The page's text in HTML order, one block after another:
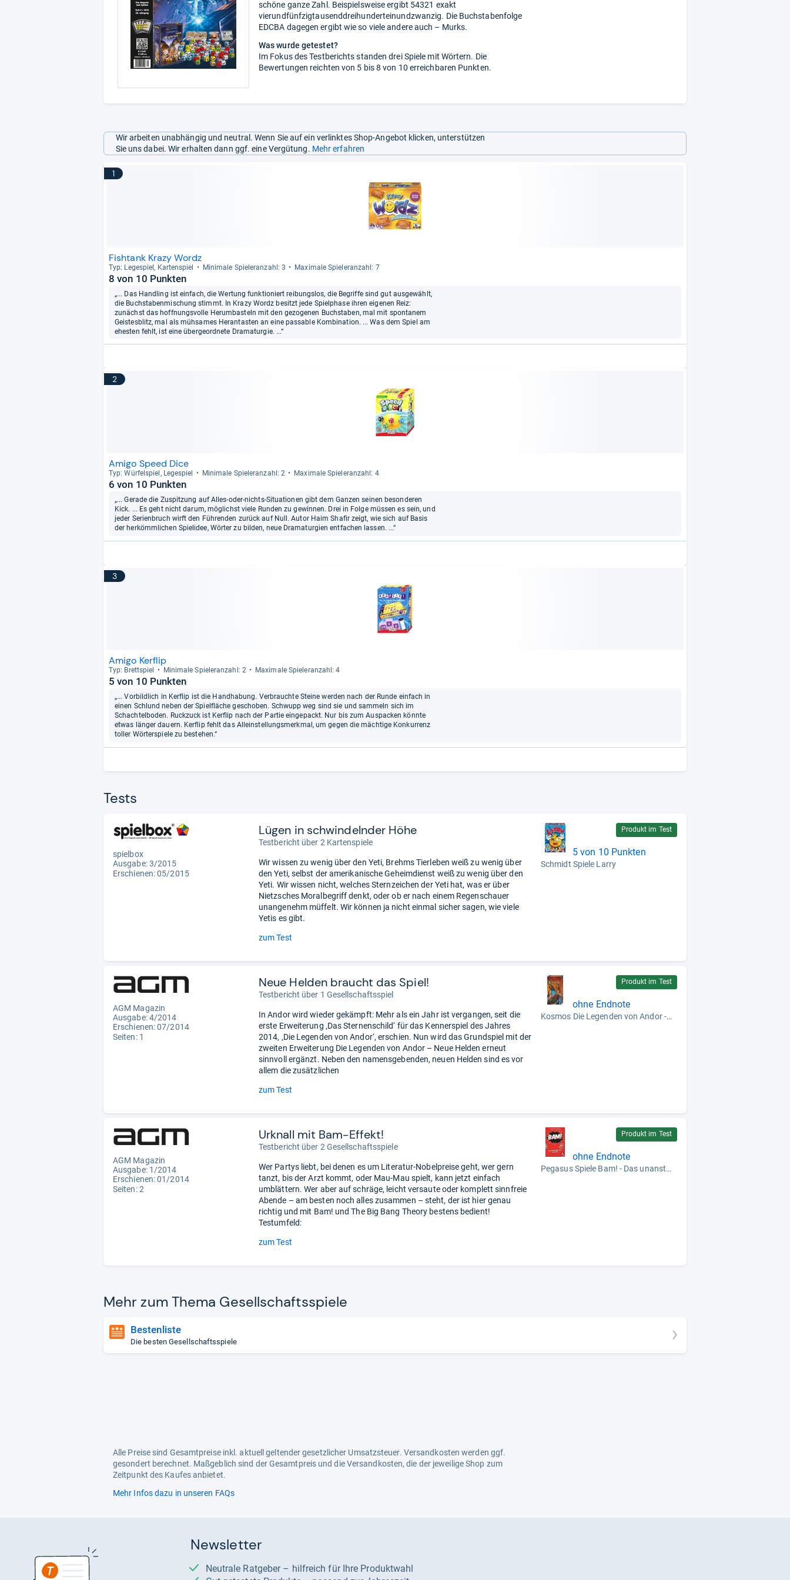
schöne ganze Zahl. Beispielsweise ergibt 54321 exakt
vierundfünfzigtausenddreihunderteinundzwanzig. Die Buchstabenfolge
EDCBA dagegen ergibt wie so viele andere auch – Murks.
Was wurde getestet?
Im Fokus des Testberichts standen drei Spiele mit Wörtern. Die
Bewertungen reichten von 5 bis 8 von 10 erreichbaren Punkten.
Wir arbeiten unabhängig und neutral. Wenn Sie auf ein verlinktes Shop-Angebot klicken, unterstützen
Sie uns dabei. Wir erhalten dann ggf. eine Vergütung. Mehr erfahren
1
Fishtank Krazy Wordz
Typ: Lege­spiel, Kar­ten­spiel Mini­male Spie­leran­zahl: 3 Maxi­male Spie­leran­zahl: 7
8 von 10 Punkten
„... Das Handling ist einfach, die Wertung funktioniert reibungslos, die Begriffe sind gut ausgewählt,
die Buchstabenmischung stimmt. In Krazy Wordz besitzt jede Spielphase ihren eigenen Reiz:
zunächst das hoffnungsvolle Herumbasteln mit den gezogenen Buchstaben, mal mit spontanem
Geistesblitz, mal als mühsames Herantasten an eine passable Kombination. ... Was dem Spiel am
ehesten fehlt, ist eine übergeordnete Dramaturgie. ...“
2
Amigo Speed Dice
Typ: Wür­fel­spiel, Lege­spiel Mini­male Spie­leran­zahl: 2 Maxi­male Spie­leran­zahl: 4
6 von 10 Punkten
„... Gerade die Zuspitzung auf Alles-oder-nichts-Situationen gibt dem Ganzen seinen besonderen
Kick. ... Es geht nicht darum, möglichst viele Runden zu gewinnen. Drei in Folge müssen es sein, und
jeder Serienbruch wirft den Führenden zurück auf Null. Autor Haim Shafir zeigt, wie sich auf Basis
der herkömmlichen Spielidee, Wörter zu bilden, neue Dramaturgien entfachen lassen. ...“
3
Amigo Kerflip
Typ: Brett­spiel Mini­male Spie­leran­zahl: 2 Maxi­male Spie­leran­zahl: 4
5 von 10 Punkten
„... Vorbildlich in Kerflip ist die Handhabung. Verbrauchte Steine werden nach der Runde einfach in
einen Schlund neben der Spielfläche geschoben. Schwupp weg sind sie und sammeln sich im
Schachtelboden. Ruckzuck ist Kerflip nach der Partie eingepackt. Nur bis zum Auspacken könnte
etwas länger dauern. Kerflip fehlt das Alleinstellungsmerkmal, um gegen die mächtige Konkurrenz
toller Wörterspiele zu bestehen.“
Tests
spielbox
Ausgabe: 3/2015
Erschienen: 05/2015
Lügen in schwindelnder Höhe
Testbericht über 2 Kartenspiele
Wir wissen zu wenig über den Yeti, Brehms Tierleben weiß zu wenig über
den Yeti, selbst der amerikanische Geheimdienst weiß zu wenig über den
Yeti. Wir wissen nicht, welches Sternzeichen der Yeti hat, was er über
Nietzsches Moralbegriff denkt, oder ob er nach einem Regenschauer
unangenehm müffelt. Wir können ja nicht einmal sicher sagen, wie viele
Yetis es gibt.
zum Test
Produkt im Test
5 von 10 Punkten
Schmidt Spiele Larry
AGM Magazin
Ausgabe: 4/2014
Erschienen: 07/2014
Seiten: 1
Neue Helden braucht das Spiel!
Testbericht über 1 Gesellschaftsspiel
In Andor wird wieder gekämpft: Mehr als ein Jahr ist vergangen, seit die
erste Erweiterung ‚Das Sternenschild‘ für das Kennerspiel des Jahres
2014, ‚Die Legenden von Andor‘, erschien. Nun wird das Grundspiel mit der
zweiten Erweiterung Die Legenden von Andor – Neue Helden erneut
sinnvoll ergänzt. Neben den namensgebenden, neuen Helden sind es vor
allem die zusätzlichen
zum Test
Produkt im Test
ohne Endnote
Kosmos Die Legenden von Andor - Neue Helden
AGM Magazin
Ausgabe: 1/2014
Erschienen: 01/2014
Seiten: 2
Urknall mit Bam-Effekt!
Testbericht über 2 Gesellschaftsspiele
Wer Partys liebt, bei denen es um Literatur-Nobelpreise geht, wer gern
tanzt, bis der Arzt kommt, oder Mau-Mau spielt, kann jetzt einfach
umblättern. Wer aber auf schräge, leicht versaute oder komplett sinnfreie
Abende – am besten noch alles zusammen – steht, der ist hier genau
richtig und mit Bam! und The Big Bang Theory bestens bedient!
Testumfeld:
zum Test
Produkt im Test
ohne Endnote
Pegasus Spiele Bam! - Das unanständig gute Wortspiel
Mehr zum Thema Gesell­schaftss­piele
Bestenliste
Die besten Gesellschaftsspiele
Alle Preise sind Gesamtpreise inkl. aktuell geltender gesetzlicher Umsatzsteuer. Versandkosten werden ggf.
gesondert berechnet. Maßgeblich sind der Gesamtpreis und die Versandkosten, die der jeweilige Shop zum
Zeitpunkt des Kaufes anbietet.
Mehr Infos dazu in unseren FAQs
Newsletter
Neutrale Ratgeber – hilfreich für Ihre Produktwahl